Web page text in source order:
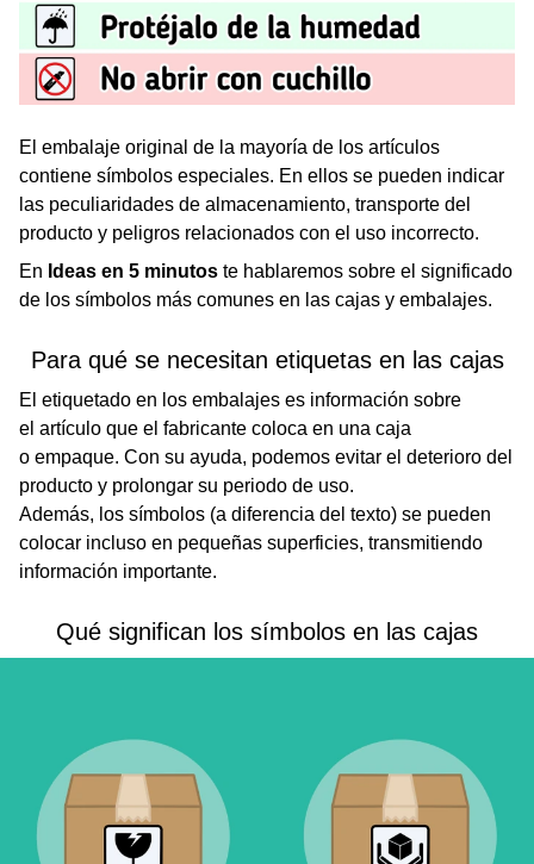
El embalaje original de la mayoría de los artículos
contiene símbolos especiales. En ellos se pueden indicar
las peculiaridades de almacenamiento, transporte del
producto y peligros relacionados con el uso incorrecto.
En Ideas en 5 minutos te hablaremos sobre el significado
de los símbolos más comunes en las cajas y embalajes.
Para qué se necesitan etiquetas en las cajas
El etiquetado en los embalajes es información sobre
el artículo que el fabricante coloca en una caja
o empaque. Con su ayuda, podemos evitar el deterioro del
producto y prolongar su periodo de uso.
Además, los símbolos (a diferencia del texto) se pueden
colocar incluso en pequeñas superficies, transmitiendo
información importante.
Qué significan los símbolos en las cajas